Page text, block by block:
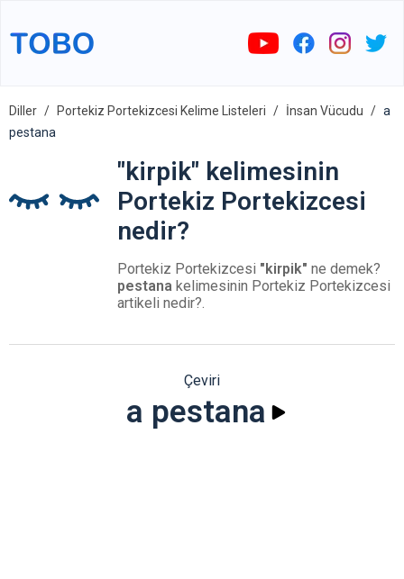
Diller Portekiz Portekizcesi Kelime Listeleri İnsan Vücudu
a
pestana
"kirpik" kelimesinin
Portekiz Portekizcesi
nedir?
Portekiz Portekizcesi "kirpik" ne demek?
pestana kelimesinin Portekiz Portekizcesi
artikeli nedir?.
Çeviri
a pestana